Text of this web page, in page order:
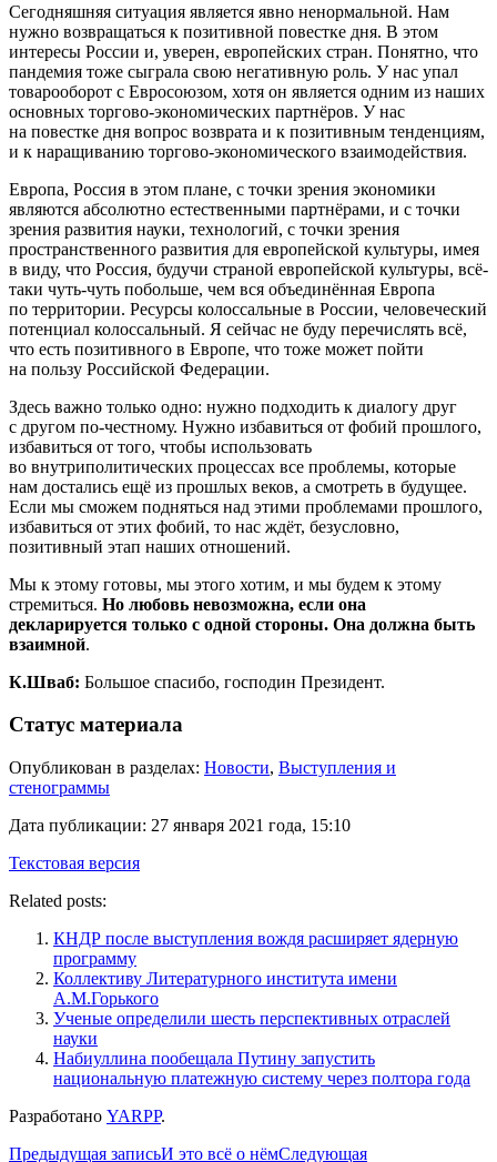
Сегодняшняя ситуация является явно ненормальной. Нам
нужно возвращаться к позитивной повестке дня. В этом
интересы России и, уверен, европейских стран. Понятно, что
пандемия тоже сыграла свою негативную роль. У нас упал
товарооборот с Евросоюзом, хотя он является одним из наших
основных торгово-экономических партнёров. У нас
на повестке дня вопрос возврата и к позитивным тенденциям,
и к наращиванию торгово-экономического взаимодействия.
Европа, Россия в этом плане, с точки зрения экономики
являются абсолютно естественными партнёрами, и с точки
зрения развития науки, технологий, с точки зрения
пространственного развития для европейской культуры, имея
в виду, что Россия, будучи страной европейской культуры, всё-
таки чуть-чуть побольше, чем вся объединённая Европа
по территории. Ресурсы колоссальные в России, человеческий
потенциал колоссальный. Я сейчас не буду перечислять всё,
что есть позитивного в Европе, что тоже может пойти
на пользу Российской Федерации.
Здесь важно только одно: нужно подходить к диалогу друг
с другом по-честному. Нужно избавиться от фобий прошлого,
избавиться от того, чтобы использовать
во внутриполитических процессах все проблемы, которые
нам достались ещё из прошлых веков, а смотреть в будущее.
Если мы сможем подняться над этими проблемами прошлого,
избавиться от этих фобий, то нас ждёт, безусловно,
позитивный этап наших отношений.
Мы к этому готовы, мы этого хотим, и мы будем к этому
стремиться. Но любовь невозможна, если она
декларируется только с одной стороны. Она должна быть
взаимной.
К.Шваб: Большое спасибо, господин Президент.
Статус материала
Опубликован в разделах: Новости, Выступления и
стенограммы
Дата публикации: 27 января 2021 года, 15:10
Текстовая версия
Related posts:
КНДР после выступления вождя расширяет ядерную
программу
Коллективу Литературного института имени
А.М.Горького
Ученые определили шесть перспективных отраслей
науки
Набиуллина пообещала Путину запустить
национальную платежную систему через полтора года
Разработано YARPP.
Предыдущая записьИ это всё о нёмСледующая